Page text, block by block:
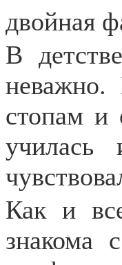
двойная
В
неважно.
стопам и
Как и
знакома